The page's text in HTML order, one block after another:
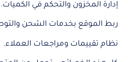
إدارة المخزون والتحكم في الكميات.
ربط الموقع بخدمات الشحن
نظام تقييمات ومراجعات العملاء.